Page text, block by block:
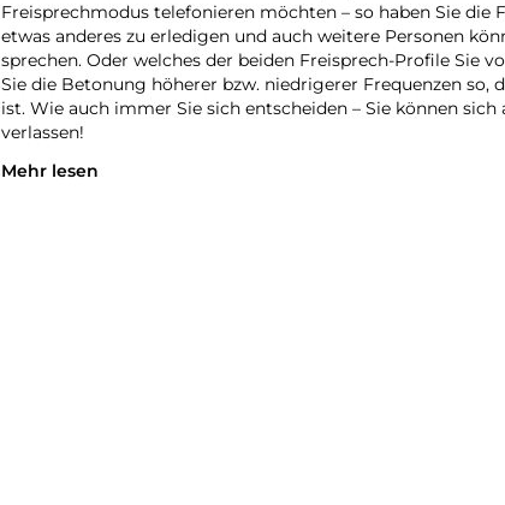
Freisprechmodus telefonieren möchten – so haben Sie die
etwas anderes zu erledigen und auch weitere Personen
sprechen. Oder welches der beiden Freisprech-Profile Sie
Sie die Betonung höherer bzw. niedrigerer Frequenzen so,
ist. Wie auch immer Sie sich entscheiden – Sie können
verlassen!
Übersichtlich, ergonomisch, intuitiv – so komfortabel kann
Mehr lesen